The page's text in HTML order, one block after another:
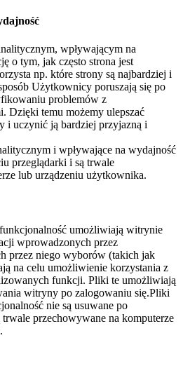
wpływającym na
o tym, jak często strona jest
np. które strony są najbardziej i
Użytkownicy poruszają się po
problemów z
Dzięki temu możemy ulepszać
i uczynić ją bardziej przyjazną i
i wpływające na wydajność
przeglądarki i są trwale
lub urządzeniu użytkownika.
umożliwiają witrynie
wprowadzonych przez
przez niego wyborów (takich jak
na celu umożliwienie korzystania z
funkcji. Pliki te umożliwiają
witryny po zalogowaniu się.Pliki
nie są usuwane po
przechowywane na komputerze